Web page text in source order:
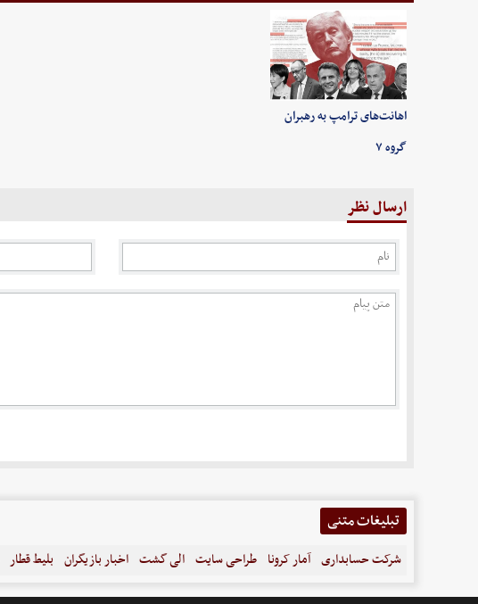
اهانت‌های ترامپ به رهبران
گروه ۷
ارسال نظر
تبلیغات متنی
شرکت حسابداری آمار کرونا طراحی سایت الی گشت اخبار بازیگران بلیط قطار